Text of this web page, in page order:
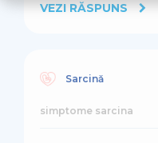
VEZI RĂSPUNS
Sarcină
simptome sarcina